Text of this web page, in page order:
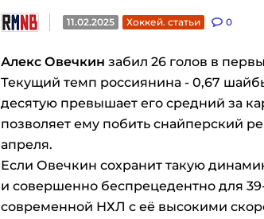
11.02.2025 Хоккей. статьи 0
Алекс Овечкин забил 26 голов в
Текущий темп россиянина - 0,67
десятую превышает его средний за
позволяет ему побить снайперский
апреля.
Если Овечкин сохранит такую
и совершенно беспрецедентно для
современной НХЛ с её высокими